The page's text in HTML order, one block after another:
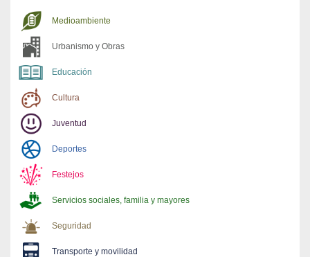
Medioambiente
Urbanismo y Obras
Educación
Cultura
Juventud
Deportes
Festejos
Servicios sociales, familia y mayores
Seguridad
Transporte y movilidad